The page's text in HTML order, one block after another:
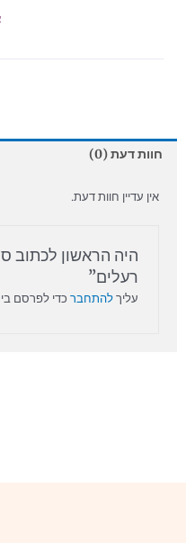
חוות דעת (0)
אין עדיין חוות דעת.
היה הראשון לכתוב
רעלים”
עליךלהתחברכדי לפרסם